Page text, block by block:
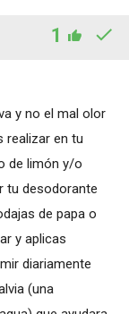
1
y no el mal olor
realizar en tu
de limón y/o
tu desodorante
de papa o
y aplicas
diariamente
(una